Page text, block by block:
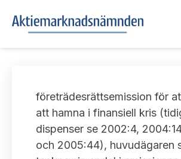
Om oss
Vårt uppdrag
UTTALANDEN
Om nämndens uttalanden
TAKEOVER-REGLER
företrädesrättsemission för
att hamna i finansiell kris
dispenser se 2002:4,
och 2005:44), huvudägaren